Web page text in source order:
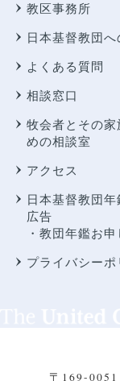
教区事務所
日本基督教団へ
よくある質問
相談窓口
牧会者とその家
めの相談室
アクセス
日本基督教団年
広告
・教団年鑑お申
プライバシーポ
〒169-